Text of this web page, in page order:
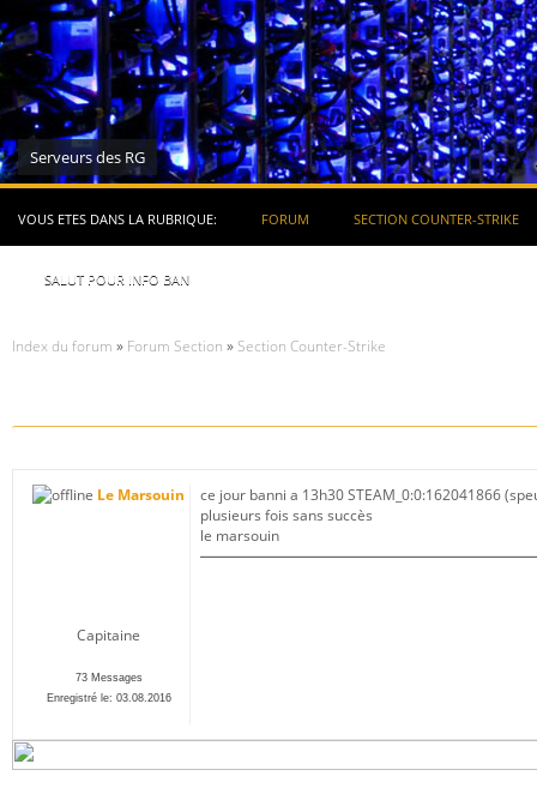
Serveurs des RG
VOUS ETES DANS LA RUBRIQUE: FORUM SECTION COUNTER-STRIKE
SALUT POUR INFO BAN
Index du forum » Forum Section » Section Counter-Strike
Le Marsouin
Capitaine
73 Messages
Enregistré le: 03.08.2016
ce jour banni a 13h30 STEAM_0:0:162041866
plusieurs fois sans succès
le marsouin